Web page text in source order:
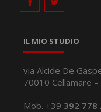
IL MIO STUDIO
via Alcide De
70010 Cellamare –
Mob. +39 392 778